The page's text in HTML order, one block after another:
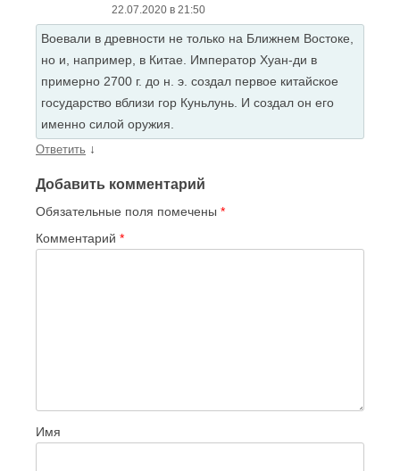
22.07.2020 в 21:50
Воевали в древности не только на Ближнем Востоке,
но и, например, в Китае. Император Хуан-ди в
примерно 2700 г. до н. э. создал первое китайское
государство вблизи гор Куньлунь. И создал он его
именно силой оружия.
Ответить ↓
Добавить комментарий
Обязательные поля помечены *
Комментарий *
Имя